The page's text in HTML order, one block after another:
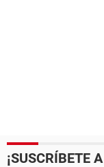
¡SUSCRÍBETE